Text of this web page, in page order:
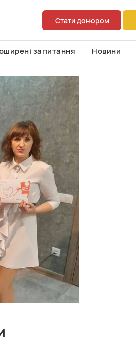
Стати донором
запитання Новини